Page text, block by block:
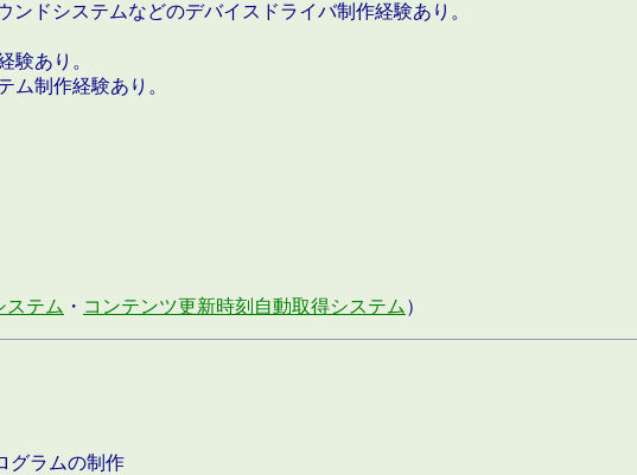
ンドシステムなどのデバイスドライバ制作経験あり。
験あり。
ム制作経験あり。
ステム ・ コンテンツ更新時刻自動取得システム ）
グラムの制作